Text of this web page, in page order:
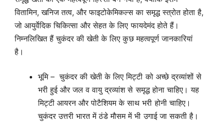
वितामिन, खनिज तत्व, और फाइटोकेमिकल्स का समृद्ध स्त्रोत होता है,
जो आयुर्वेदिक चिकित्सा और सेहत के लिए फायदेमंद होते हैं।
निम्नलिखित हैं चुकंदर की खेती के लिए कुछ महत्वपूर्ण जानकारियां
है।
भूमि – चुकंदर की खेती के लिए मिट्टी को अच्छे द्रव्यांशों से
भरी हुई और जल व वायु द्रव्यांश से समृद्ध होना चाहिए। यह
मिट्टी आयरन और पोटैशियम के साथ भरी होनी चाहिए।
चुकंदर उत्तरी भारत में ठंडे मौसम में भी उगाई जा सकती है।